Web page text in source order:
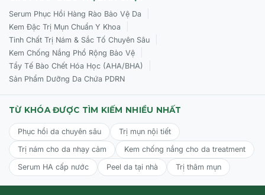
Sử dụng 1-2 lần mỗi ngày sau khi làm sạch da. Thoa sản
phẩm theo quy tắc nhấn (pump) để đảm bảo liều lượng:
Với trẻ sơ sinh (3 lần nhấn):1 cho mặt & ngực; 1 cho tay
& lưng; 1 cho cả 2 chân.
Với trẻ nhỏ (6 lần nhấn):1 cho mặt & cổ; 1 cho ngực; 1
Với người lớn (9 lần nhấn): 1 cho mặt & cổ; 1 cho ngực; 1
để kem thẩm thấu hoàn toàn.
Serum Phục Hồi Hàng Rào Bảo Vệ Da
Kem Đặc Trị Mụn Chuẩn Y Khoa
Tinh Chất Trị Nám & Sắc Tố Chuyên Sâu
Kem Chống Nắng Phổ Rộng Bảo Vệ
Tẩy Tế Bào Chết Hóa Học (AHA/BHA)
Sản Phẩm Dưỡng Da Chứa PDRN
TỪ KHÓA ĐƯỢC TÌM KIẾM NHIỀU NHẤT
Phục hồi da chuyên sâu
Trị mụn nội tiết
Trị nám cho da nhạy cảm
Kem chống nắng cho da treatment
Serum HA cấp nước
Peel da tại nhà Trị thâm mụn